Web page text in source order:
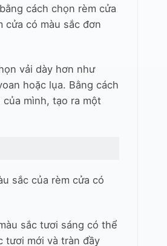
cách chọn rèm cửa
cửa có màu sắc đơn
vải dày hơn như
hoặc lụa. Bằng cách
mình, tạo ra một
sắc của rèm cửa có
sắc tươi sáng có thể
tươi mới và tràn đầy